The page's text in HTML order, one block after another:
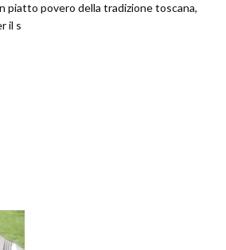
piatto povero della tradizione toscana,
il s